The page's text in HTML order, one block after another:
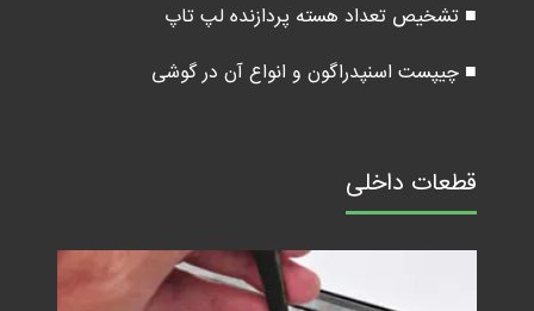
■ تشخیص تعداد هسته پردازنده لپ تاپ
■ چیپست اسنپدراگون و انواع آن در گوشی
قطعات داخلی